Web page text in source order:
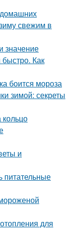
домашних
свежим в
значение
быстро. Как
боится мороза
зимой: секреты
кольцо
и
питательные
для